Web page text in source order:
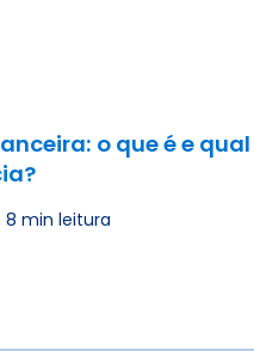
o que é e
8 min leitura